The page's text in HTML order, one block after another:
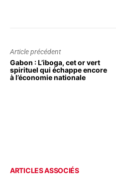
Article précédent
Gabon : L’iboga, cet or vert
spirituel qui échappe encore
à l’économie nationale
ARTICLES ASSOCIÉS